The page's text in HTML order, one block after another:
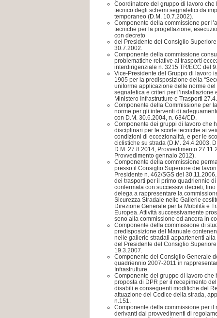
Coordinatore del gruppo di lavoro
tecnico degli schemi segnaletici da
temporaneo (D.M. 10.7.2002).
Componente della commissione per
tecniche per la progettazione,
con decreto
del Presidente del Consiglio
30.7.2002.
Componente della commissione
problematiche relative ai trasporti
interdirigenziale n. 3215 TR/ECC del
Vice-Presidente del Gruppo di lavoro
1905 per la predisposizione della
uniforme applicazione delle norme
segnaletica e criteri per l’installazione
Ministero Infrastrutture e Trasporti
Componente della Commissione per
norme per gli interventi di
con D.M. 30.6.2004, n. 634/CD.
Componente dei gruppi di lavoro che
disciplinari per le scorte tecniche ai
condizioni di eccezionalità, e per le
ciclistiche su strada (D.M. 24.4.2003,
D.M. 27.8.2014, Provvedimento
Provvedimento gennaio 2012).
Componente della commissione
presso il Consiglio Superiore dei
Presidente n. 462/SGS del
dei trasporti per il primo quadriennio
confermata con successivi decreti,
delega a rappresentare la
Sicurezza Stradale nelle Gallerie
Direzione Generale per la Mobilità e
Europea. Attività successivamente
seno alla commissione ed ancora in
Componente della commissione di
predisposizione del Manuale
nelle gallerie stradali appartenenti
del Presidente del Consiglio
19.3.2007.
Componente del Consiglio Generale
quadriennio 2007-2011 in
Infrastrutture.
Componente del gruppo di lavoro che
proposta di DPR per il recepimento
disabili e conseguenti modifiche del
attuazione del Codice della strada,
n.151.
Componente della commissione per il
derivanti dai provvedimenti di